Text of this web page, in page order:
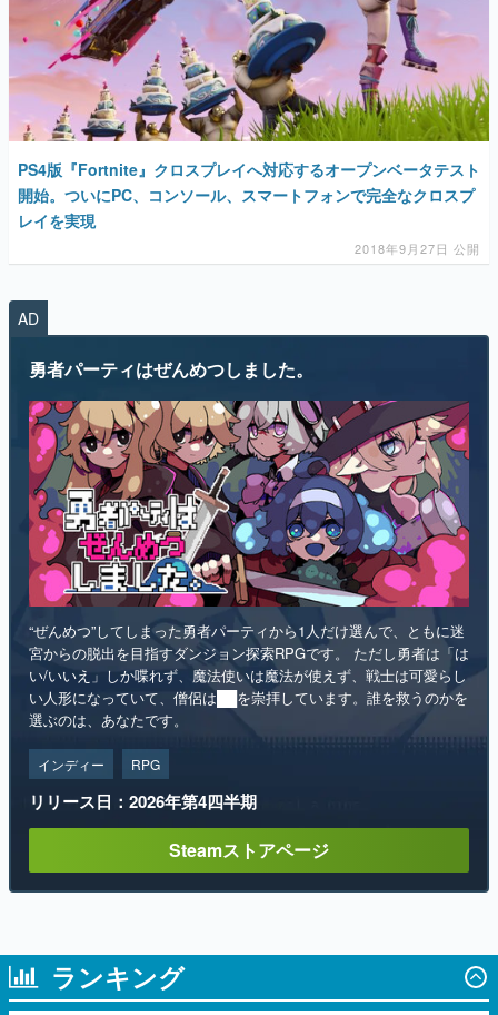
PS4版『Fortnite』クロスプレイへ対応するオープンベータテスト
開始。ついにPC、コンソール、スマートフォンで完全なクロスプ
レイを実現
2018年9月27日 公開
AD
勇者パーティはぜんめつしました。
“ぜんめつ”してしまった勇者パーティから1人だけ選んで、ともに迷
宮からの脱出を目指すダンジョン探索RPGです。 ただし勇者は「は
い/いいえ」しか喋れず、魔法使いは魔法が使えず、戦士は可愛らし
い人形になっていて、僧侶は██を崇拝しています。誰を救うのかを
選ぶのは、あなたです。
インディー RPG
リリース日：2026年第4四半期
Steamストアページ
ランキング